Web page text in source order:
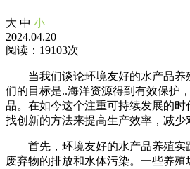
大 中 小
2024.04.20
阅读：19103次
当我们谈论环境友好的水产品
们的目标是..海洋资源得到有效保护
品。在如今这个注重可持续发展的
找创新的方法来提高生产效率，减少
首先，环境友好的水产品养殖
废弃物的排放和水体污染。一些养